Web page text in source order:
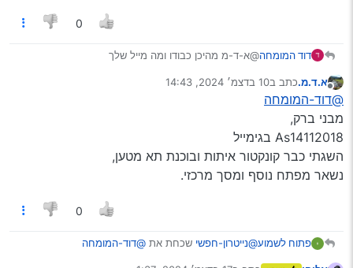
0
דוד המומחה@א-ד-מ מהיכן כבודו ומה מייל שלך
מנותק
א.ד.מ.כתב ב10 בדצמ׳ 2024, 14:43
נערך לאחרונה על ידי
@דוד-המומחה
מבני ברק,
As14112018 בגימייל
השגתי כבר קונקטור איתות ובוכנת תא מטען,
נשאר מפתח נוסף ומסך מרכזי.
0
פתוח לשמוע@נייטרון-חפשי שכחת את@דוד-המומחה